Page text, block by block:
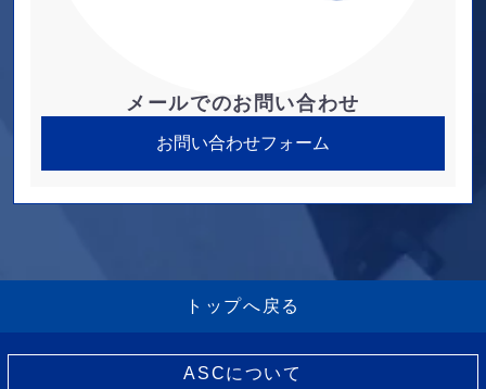
メールでのお問い合わせ
お問い合わせフォーム
トップへ戻る
ASCについて